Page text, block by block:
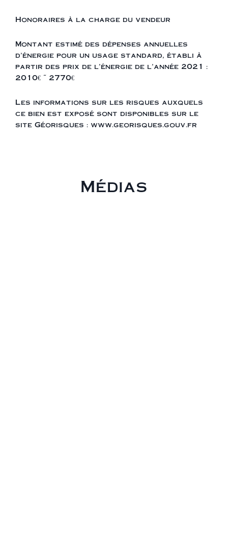
Honoraires à la charge du vendeur
Montant estimé des dépenses annuelles
d'énergie pour un usage standard, établi à
partir des prix de l'énergie de l'année 2021 :
2010€ ~ 2770€
Les informations sur les risques auxquels
ce bien est exposé sont disponibles sur le
site Géorisques : www.georisques.gouv.fr
Médias